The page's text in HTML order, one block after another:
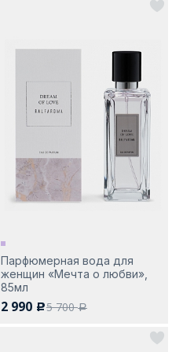
Парфюмерная вода для
женщин «Мечта о любви»,
85мл
2 990 c5 700a